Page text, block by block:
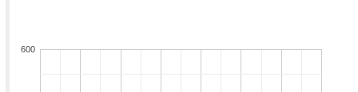
600